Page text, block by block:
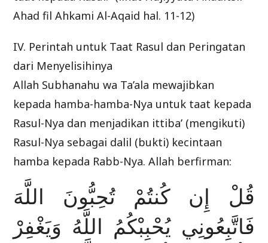
Ahad fil Ahkami Al-Aqaid hal. 11-12)
IV. Perintah untuk Taat Rasul dan Peringatan
dari Menyelisihinya
Allah Subhanahu wa Ta’ala mewajibkan
kepada hamba-hamba-Nya untuk taat kepada
Rasul-Nya dan menjadikan ittiba’ (mengikuti)
Rasul-Nya sebagai dalil (bukti) kecintaan
hamba kepada Rabb-Nya. Allah berfirman:
قُلْ إِن كُنتُمْ تُحِبُّونَ اللَّهَ
فَاتَّبِعُونِي يُحْبِبْكُمُ اللَّهُ وَيَغْفِرْ